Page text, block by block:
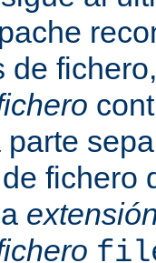
de
parte
fichero